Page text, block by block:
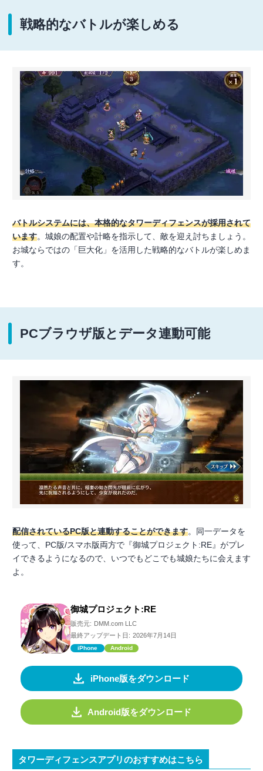
戦略的なバトルが楽しめる
バトルシステムには、本格的なタワーディフェンスが採用されて
います。城娘の配置や計略を指示して、敵を迎え討ちましょう。
お城ならではの「巨大化」を活用した戦略的なバトルが楽しめま
す。
PCブラウザ版とデータ連動可能
配信されているPC版と連動することができます。同一データを
使って、PC版/スマホ版両方で『御城プロジェクト:RE』がプレ
イできるようになるので、いつでもどこでも城娘たちに会えます
よ。
御城プロジェクト:RE
販売元: DMM.com LLC
最終アップデート日: 2026年7月14日
iPhone Android
iPhone版をダウンロード
Android版をダウンロード
タワーディフェンスアプリのおすすめはこちら